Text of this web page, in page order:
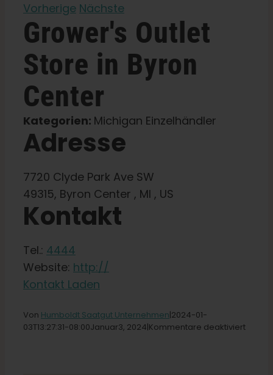
Presse
Über
Pheno-Jagd
Erhaltung der karibischen Genetik
Kontakt
Shop
Deutsch
Suche
Vorherige Nächste
Grower's Outlet
Store in Byron
Center
Kategorien: Michigan Einzelhändler
Adresse
7720 Clyde Park Ave SW
49315, Byron Center , MI , US
Kontakt
Tel.: 4444
Website: http://
Kontakt Laden
Von Humboldt Saatgut Unternehmen|2024-01-
03T13:27:31-08:00Januar3, 2024|Kommentare deaktiviertfür